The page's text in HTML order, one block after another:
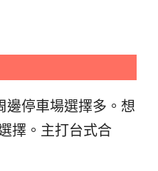
邊停車場選擇多。想
擇。 主打台式合